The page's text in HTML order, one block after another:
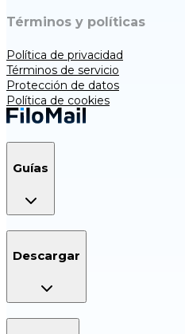
Términos y políticas
Política de privacidad
Términos de servicio
Protección de datos
Política de cookies
Guías
Descargar